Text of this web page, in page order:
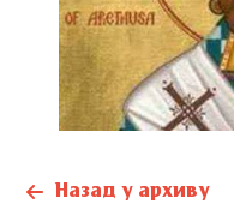
Назад у архиву